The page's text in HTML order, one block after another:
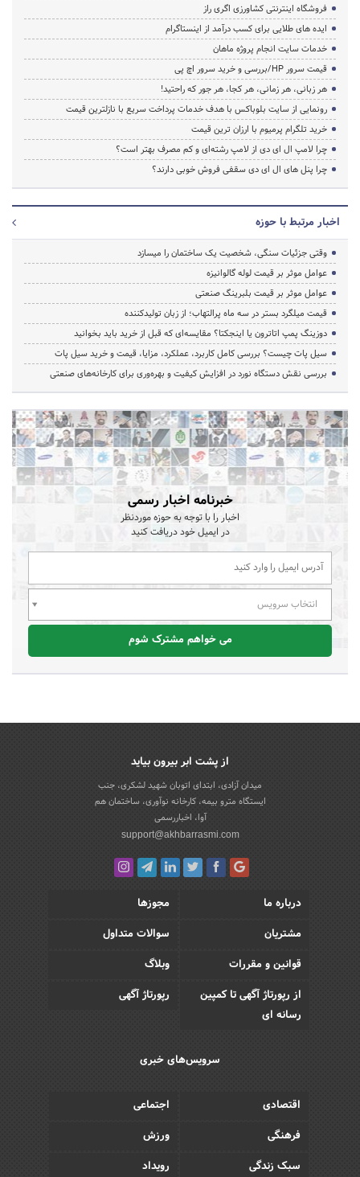
فروشگاه اینترنتی کشاورزی اگری راز
ایده های طلایی برای کسب درآمد از اینستاگرام
خدمات سایت انجام پروژه ماهان
قیمت سرور HP/بررسی و خرید سرور اچ پی
هر زبانی، هر زمانی، هر کجا، هر جور که راحتید!
رونمایی از سایت بلوباکس با هدف خدمات پرداخت سریع با نازلترین قیمت
خرید تلگرام پرمیوم با ارزان ترین قیمت
چرا لامپ ال ای دی از لامپ رشته‌ای و کم مصرف بهتر است؟
چرا پنل های ال ای دی سقفی فروش خوبی دارند؟
اخبار مرتبط با حوزه
وقتی جزئیات سنگی، شخصیت یک ساختمان را میسازد
عوامل موثر بر قیمت لوله گالوانیزه
عوامل موثر بر قیمت بلبرینگ صنعتی
قیمت میلگرد بستر در سه ماه پرالتهاب؛ از زبان تولیدکننده
دوزینگ پمپ اتاترون یا اینجکتا؟ مقایسه‌ای که قبل از خرید باید بخوانید
سیل پات چیست؟ بررسی کامل کاربرد، عملکرد، مزایا، قیمت و خرید سیل پات
بررسی نقش دستگاه نورد در افزایش کیفیت و بهره‌وری برای کارخانه‌های صنعتی
خبرنامه اخبار رسمی
اخبار را با توجه به حوزه موردنظر
در ایمیل خود دریافت کنید
انتخاب سرویس
می خواهم مشترک شوم
از پشت ابر بیرون بیاید
میدان آزادی، ابتدای اتوبان شهید لشکری، جنب
ایستگاه مترو بیمه، کارخانه نوآوری، ساختمان هم
آوا، اخباررسمی
support@akhbarrasmi.com
درباره ما
مجوزها
مشتریان
سوالات متداول
قوانین و مقررات
وبلاگ
از رپورتاژ آگهی تا کمپین
رسانه ای
رپورتاژ آگهی
سرویس‌های خبری
اقتصادی
اجتماعی
فرهنگی
ورزش
سبک زندگی
رویداد